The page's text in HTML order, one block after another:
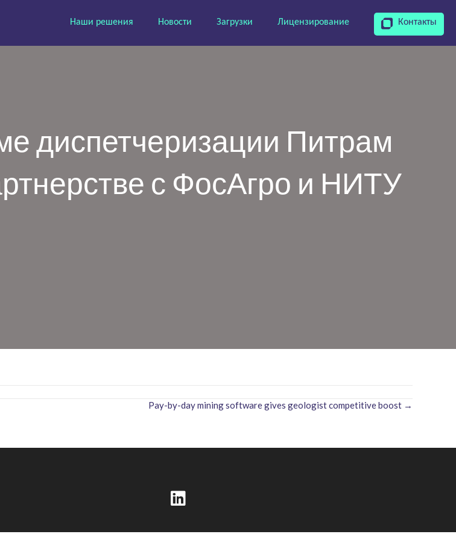
Наши решения Новости Загрузки Лицензирование Контакты
диспетчеризации Питрам
с ФосАгро и НИТУ
Pay-by-day mining software gives geologist competitive boost →